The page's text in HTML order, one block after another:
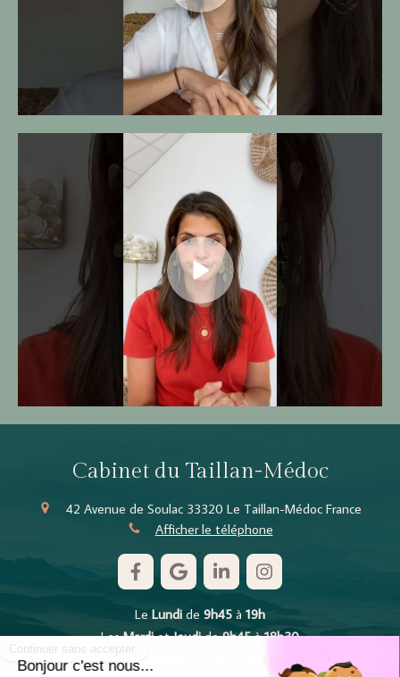
Cabinet du Taillan-Médoc
42 Avenue de Soulac 33320 Le Taillan-Médoc France
Afficher le téléphone
Le Lundi de 9h45 à 19h
LesMardietJeudide9h45à18h30
Le